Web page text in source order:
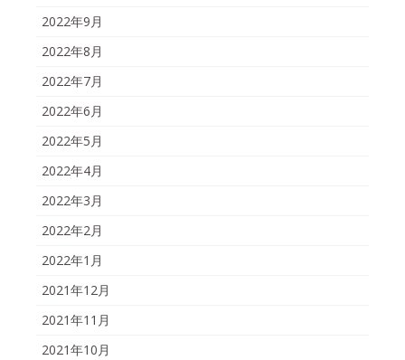
2022年9月
2022年8月
2022年7月
2022年6月
2022年5月
2022年4月
2022年3月
2022年2月
2022年1月
2021年12月
2021年11月
2021年10月